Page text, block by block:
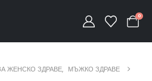
0
ЖЕНСКО ЗДРАВЕ, МЪЖКО ЗДРАВЕ